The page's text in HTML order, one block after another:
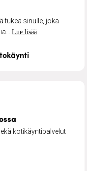
tukea sinulle, joka
Lue lisää
Lääkärin
kotikäyntipalvelut